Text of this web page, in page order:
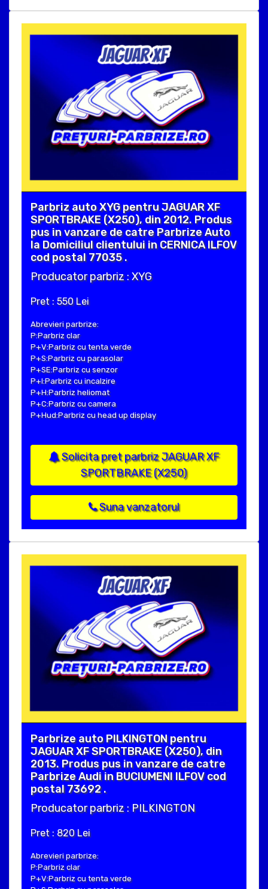
Parbriz auto XYG pentru JAGUAR XF
SPORTBRAKE (X250), din 2012. Produs
pus in vanzare de catre Parbrize Auto
la Domiciliul clientului in CERNICA ILFOV
cod postal 77035 .
Producator parbriz : XYG
Pret : 550 Lei
Abrevieri parbrize:
P:Parbriz clar
P+V:Parbriz cu tenta verde
P+S:Parbriz cu parasolar
P+SE:Parbriz cu senzor
P+I:Parbriz cu incalzire
P+H:Parbriz heliomat
P+C:Parbriz cu camera
P+Hud:Parbriz cu head up display
Solicita pret parbriz JAGUAR XF
SPORTBRAKE (X250)
Suna vanzatorul
Parbrize auto PILKINGTON pentru
JAGUAR XF SPORTBRAKE (X250), din
2013. Produs pus in vanzare de catre
Parbrize Audi in BUCIUMENI ILFOV cod
postal 73692 .
Producator parbriz : PILKINGTON
Pret : 820 Lei
Abrevieri parbrize:
P:Parbriz clar
P+V:Parbriz cu tenta verde